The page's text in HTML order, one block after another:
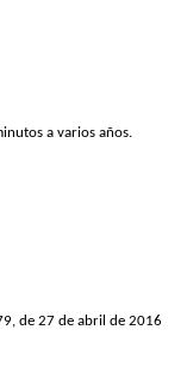
a varios años.
de 27 de abril de 2016